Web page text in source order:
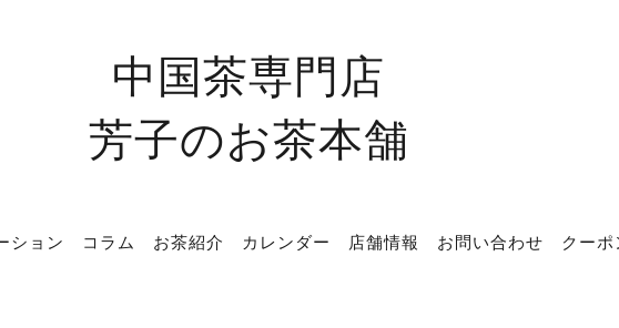
中国茶専門店
芳子のお茶本舗
ション コラム お茶紹介 カレンダー 店舗情報 お問い合わせ クーポ